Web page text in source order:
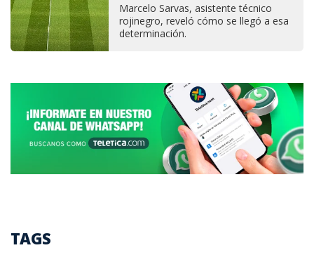
Marcelo Sarvas, asistente técnico
rojinegro, reveló cómo se llegó a esa
determinación.
TAGS